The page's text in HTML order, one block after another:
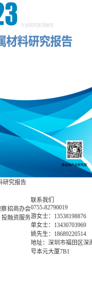
研究报告
招商办会
投融资服务
联系我们
0755-82790019
游女士：13538198876
单女士：13430703969
姚先生：18689220514
地址：深圳市福田区深
号本元大厦7B1